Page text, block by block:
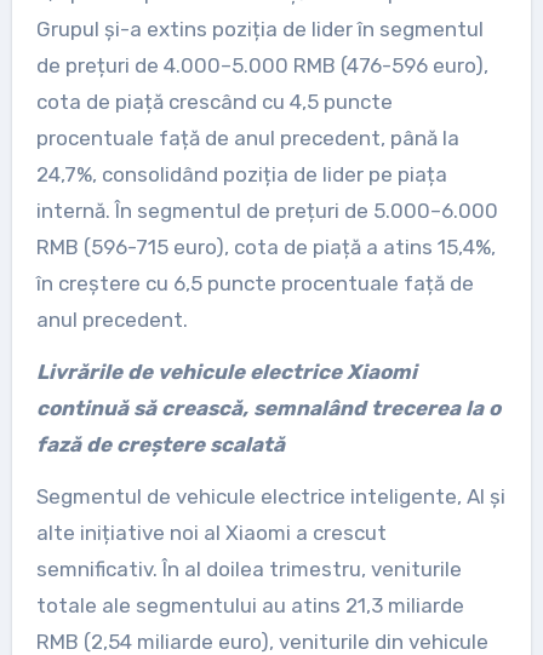
Grupul și-a extins poziția de lider în segmentul
de prețuri de 4.000–5.000 RMB (476-596 euro),
cota de piață crescând cu 4,5 puncte
procentuale față de anul precedent, până la
24,7%, consolidând poziția de lider pe piața
internă. În segmentul de prețuri de 5.000–6.000
RMB (596-715 euro), cota de piață a atins 15,4%,
în creștere cu 6,5 puncte procentuale față de
anul precedent.
Livrările de vehicule electrice Xiaomi
continuă să crească, semnalând trecerea la o
fază de creștere scalată
Segmentul de vehicule electrice inteligente, AI și
alte inițiative noi al Xiaomi a crescut
semnificativ. În al doilea trimestru, veniturile
totale ale segmentului au atins 21,3 miliarde
RMB (2,54 miliarde euro), veniturile din vehicule